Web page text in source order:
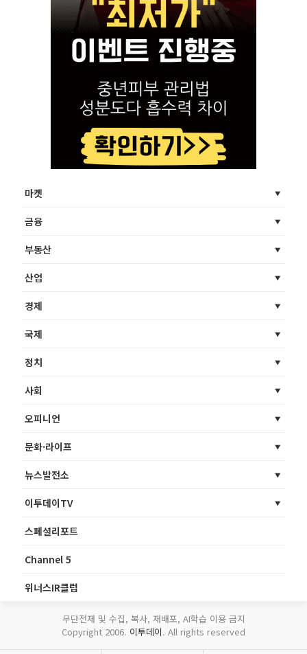
마켓
금융
부동산
산업
경제
국제
정치
사회
오피니언
문화·라이프
뉴스발전소
이투데이TV
스페셜리포트
Channel 5
위너스IR클럽
무단전재 및 수집, 복사, 재배포, AI학습 이용 금지
Copyright 2006. 이투데이. All rights reserved